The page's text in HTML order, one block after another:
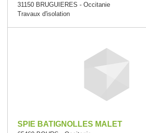
31150 BRUGUIERES - Occitanie
Travaux d'isolation
SPIE BATIGNOLLES MALET